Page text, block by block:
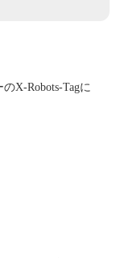
X-Robots-Tagに